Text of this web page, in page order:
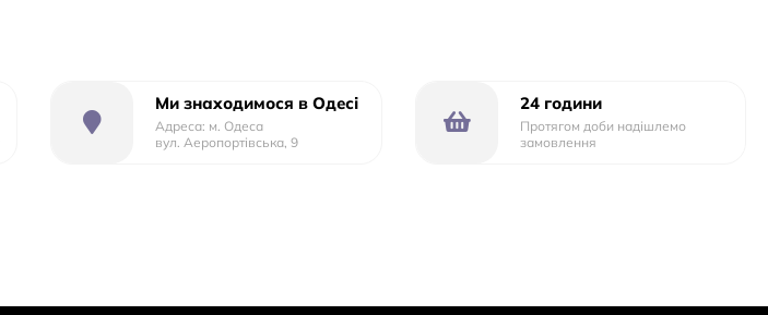
Ми знаходимося в Одесі
Адреса: м. Одеса
вул. Аеропортівська, 9
24 години
Протягом доби надішлемо
замовлення